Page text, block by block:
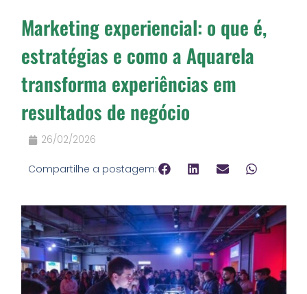
Marketing experiencial: o que é,
estratégias e como a Aquarela
transforma experiências em
resultados de negócio
26/02/2026
Compartilhe a postagem: